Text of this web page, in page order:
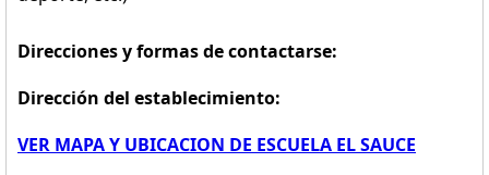
Direcciones y formas de contactarse:
Dirección del establecimiento:
VER MAPA Y UBICACION DE ESCUELA EL SAUCE